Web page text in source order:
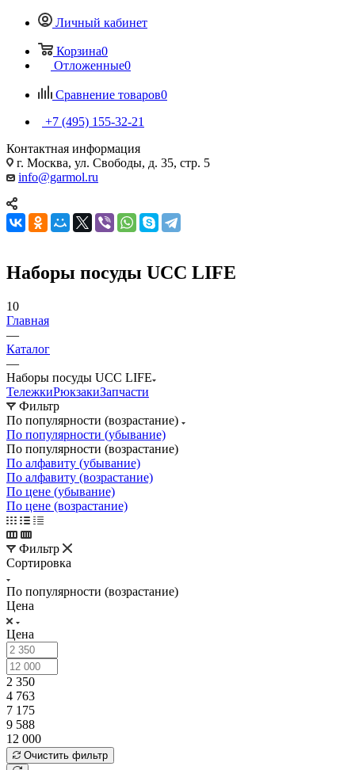
Личный кабинет
Корзина0
Отложенные0
Сравнение товаров0
+7 (495) 155-32-21
Контактная информация
г. Москва, ул. Свободы, д. 35, стр. 5
info@garmol.ru
Наборы посуды UCC LIFE
10
Главная
—
Каталог
—
Наборы посуды UCC LIFE
ТележкиРюкзакиЗапчасти
Фильтр
По популярности (возрастание)
По популярности (убывание)
По популярности (возрастание)
По алфавиту (убывание)
По алфавиту (возрастание)
По цене (убывание)
По цене (возрастание)
Фильтр
Сортировка
По популярности (возрастание)
Цена
Цена
2 350
4 763
7 175
9 588
12 000
Очистить фильтр